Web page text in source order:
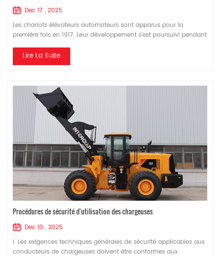
Dec 17 , 2025
Les chariots élévateurs automoteurs sont apparus pour la
première fois en 1917. Leur développement s'est poursuivi pendant
des chariots élévateurs au début des années 1950. Fuel efficient
diesel forklifts are classified into six types according to their
forklifts, straddle fo...
Lire La Suite
Procédures de sécurité d'utilisation des chargeuses
Dec 10 , 2025
I. Les exigences techniques générales de sécurité applicables aux
conducteurs de chargeuses doivent être conformes aux